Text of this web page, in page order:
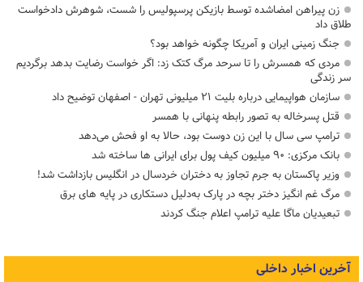
زن پیراهن امضاشده توسط بازیکن پرسپولیس را شست، شوهرش دادخواست
طلاق داد
جنگ زمینی ایران و آمریکا چگونه خواهد بود؟
مردی که همسرش را تا سرحد مرگ کتک زد: اگر خواست رضایت بدهد برگردیم
سر زندگی
سازمان هواپیمایی درباره بلیت ۲۱ میلیونی تهران - اصفهان توضیح داد
قتل پسرخاله به تصور رابطه پنهانی با همسر
ترامپ سی سال با این زن دوست بود، حالا به او فحش می‌دهد
بانک مرکزی: ۹۰ میلیون کیف پول برای ایرانی ها ساخته شد
وزیر پاکستان به جرم تجاوز به دختران خردسال در انگلیس بازداشت شد!
مرگ غم انگیز دختر بچه در پارک به‌دلیل دستکاری در پایه های برق
تبعیدیان ماگا علیه ترامپ اعلام جنگ کردند
آخرین اخبار داخلی